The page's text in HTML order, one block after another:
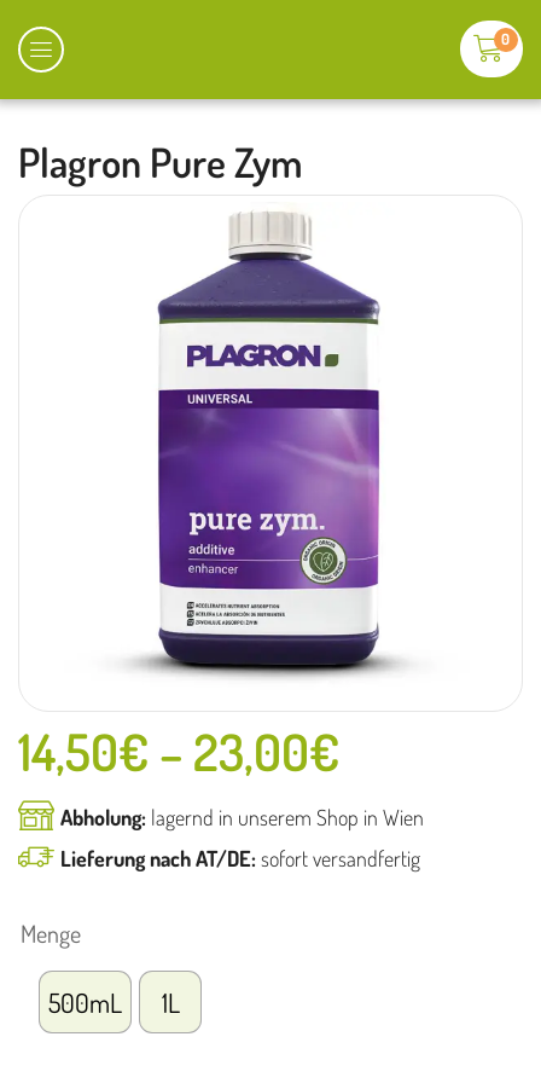
0
Plagron Pure Zym
14,50€ – 23,00€
Abholung: lagernd in unserem Shop in Wien
Lieferung nach AT/DE:sofort versandfertig
Menge
500mL 1L